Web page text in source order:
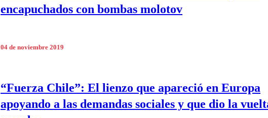
encapuchados con bombas molotov
04 de noviembre 2019
“Fuerza Chile”: El lienzo que apareció en Europa
apoyando a las demandas sociales y que dio la